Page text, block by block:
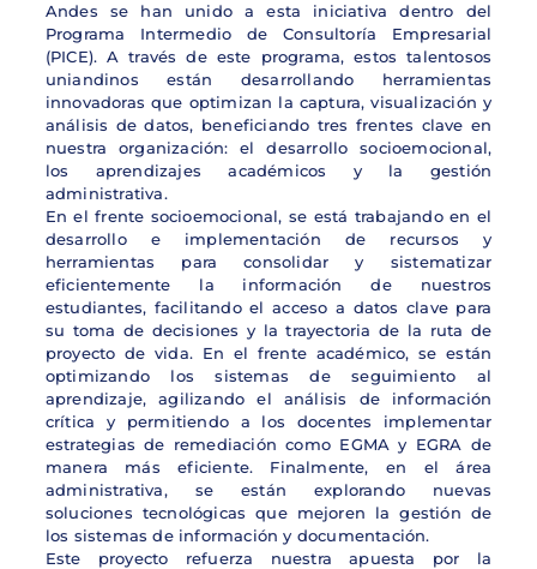
Andes se han unido a esta iniciativa dentro del
Programa Intermedio de Consultoría Empresarial
(PICE). A través de este programa, estos talentosos
uniandinos están desarrollando herramientas
innovadoras que optimizan la captura, visualización y
análisis de datos, beneficiando tres frentes clave en
nuestra organización: el desarrollo socioemocional,
los aprendizajes académicos y la gestión
administrativa.
En el frente socioemocional, se está trabajando en el
desarrollo e implementación de recursos y
herramientas para consolidar y sistematizar
eficientemente la información de nuestros
estudiantes, facilitando el acceso a datos clave para
su toma de decisiones y la trayectoria de la ruta de
proyecto de vida. En el frente académico, se están
optimizando los sistemas de seguimiento al
aprendizaje, agilizando el análisis de información
crítica y permitiendo a los docentes implementar
estrategias de remediación como EGMA y EGRA de
manera más eficiente. Finalmente, en el área
administrativa, se están explorando nuevas
soluciones tecnológicas que mejoren la gestión de
los sistemas de información y documentación.
Este proyecto refuerza nuestra apuesta por la